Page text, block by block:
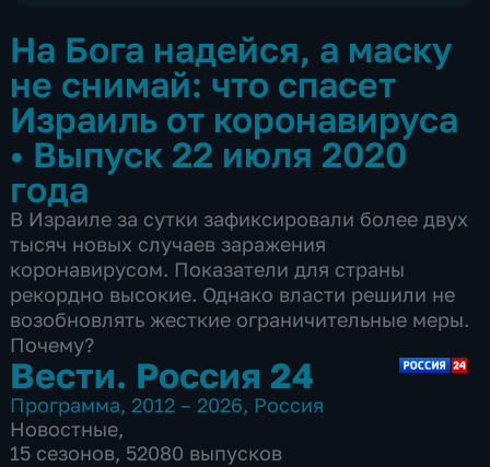
На Бога надейся, а маску
не снимай: что спасет
Израиль от коронавируса
• Выпуск 22 июля 2020
года
В Израиле за сутки зафиксировали более двух
тысяч новых случаев заражения
коронавирусом. Показатели для страны
рекордно высокие. Однако власти решили не
возобновлять жесткие ограничительные меры.
Почему?
Вести. Россия 24
Программа, 2012 – 2026, Россия
Новостные,
15 сезонов, 52080 выпусков